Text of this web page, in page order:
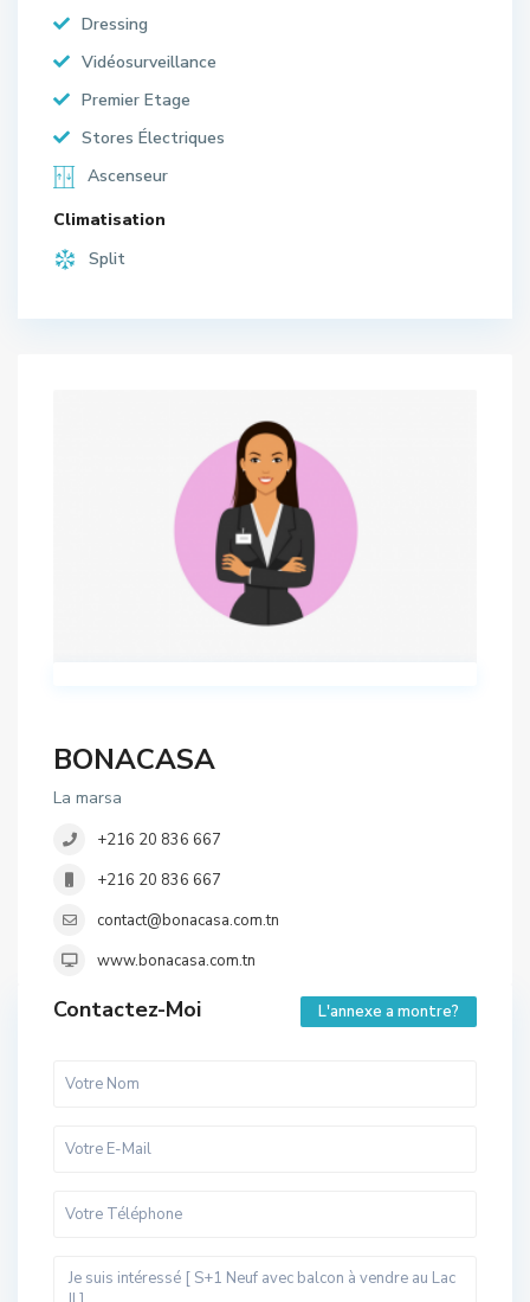
Dressing
Vidéosurveillance
Premier Etage
Stores Électriques
Ascenseur
Climatisation
Split
BONACASA
La marsa
+216 20 836 667
+216 20 836 667
contact@bonacasa.com.tn
www.bonacasa.com.tn
Contactez-Moi L'annexe a montre?